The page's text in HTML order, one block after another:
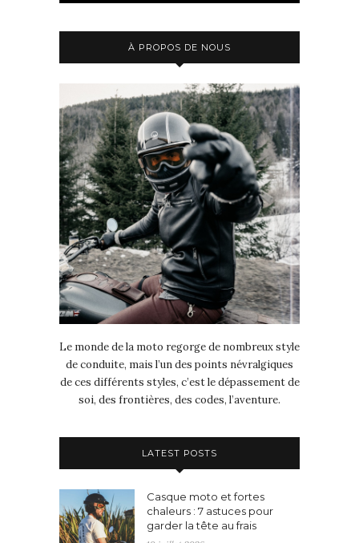
À PROPOS DE NOUS
Le monde de la moto regorge de nombreux style
de conduite, mais l’un des points névralgiques
de ces différents styles, c’est le dépassement de
soi, des frontières, des codes, l’aventure.
LATEST POSTS
Casque moto et fortes
chaleurs : 7 astuces pour
garder la tête au frais